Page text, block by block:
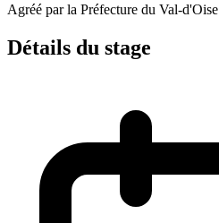
Agréé par la Préfecture du Val-d'Oise
Détails du stage